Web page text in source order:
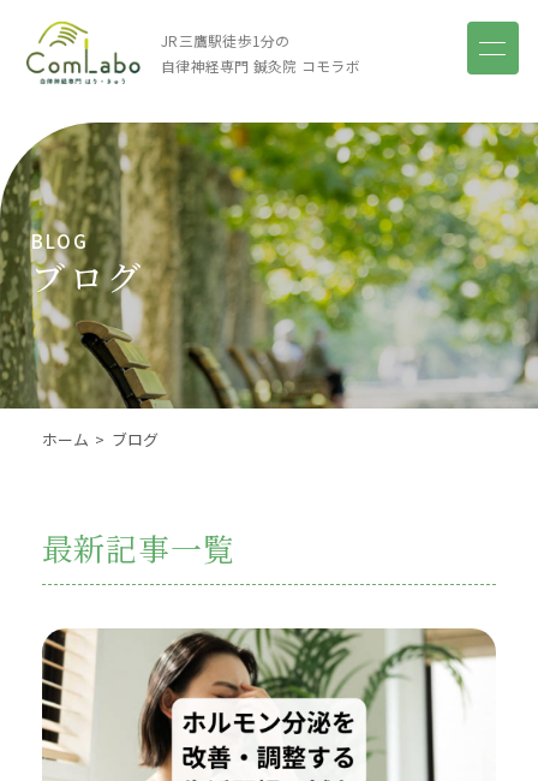
JR三鷹駅徒歩1分の
自律神経専門 鍼灸院 コモラボ
BLOG
ブログ
ホーム ブログ
最新記事一覧